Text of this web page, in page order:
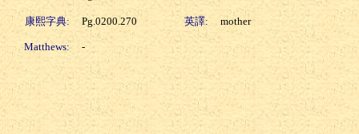
康熙字典: Pg.0200.270 英譯: mother
Matthews: -